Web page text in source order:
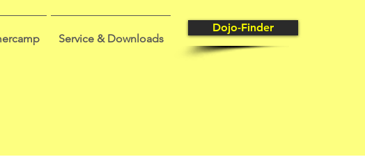
Service & Downloads
Dojo-Finder